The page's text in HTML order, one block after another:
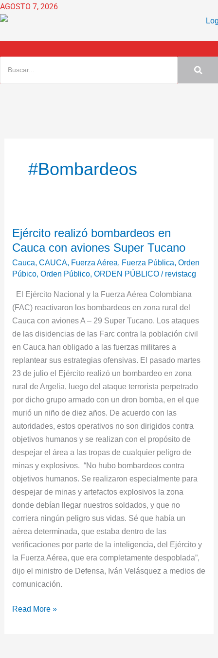
Ir
al
AGOSTO 7, 2026
#bombardeos
Ejército realizó bombardeos en
Cauca con aviones Super Tucano
Cauca,CAUCA, Fuerza Aérea, Fuerza Pública,Orden
Púbico,Orden Público,ORDEN PÚBLICO / revistacg
El Ejército Nacional y la Fuerza Aérea Colombiana
(FAC) reactivaron los bombardeos en zona rural del
Cauca con aviones A – 29 Super Tucano. Los ataques
de las disidencias de las Farc contra la población civil
en Cauca han obligado a las fuerzas militares a
replantear sus estrategias ofensivas. El pasado martes
23 de julio el Ejército realizó un bombardeo en zona
rural de Argelia, luego del ataque terrorista perpetrado
por dicho grupo armado con un dron bomba, en el que
murió un niño de diez años. De acuerdo con las
autoridades, estos operativos no son dirigidos contra
objetivos humanos y se realizan con el propósito de
despejar el área a las tropas de cualquier peligro de
minas y explosivos. “No hubo bombardeos contra
objetivos humanos. Se realizaron especialmente para
despejar de minas y artefactos explosivos la zona
donde debían llegar nuestros soldados, y que no
corriera ningún peligro sus vidas. Sé que había un
aérea determinada, que estaba dentro de las
verificaciones por parte de la inteligencia, del Ejército y
la Fuerza Aérea, que era completamente despoblada”,
dijo el ministro de Defensa, Iván Velásquez a medios de
comunicación.
realizó
bombardeos
en
Cauca
aviones
Super
Tucano
Read More »